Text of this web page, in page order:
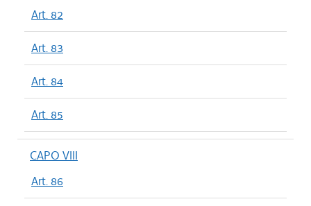
Art. 82
Art. 83
Art. 84
Art. 85
CAPO VIII
Art. 86